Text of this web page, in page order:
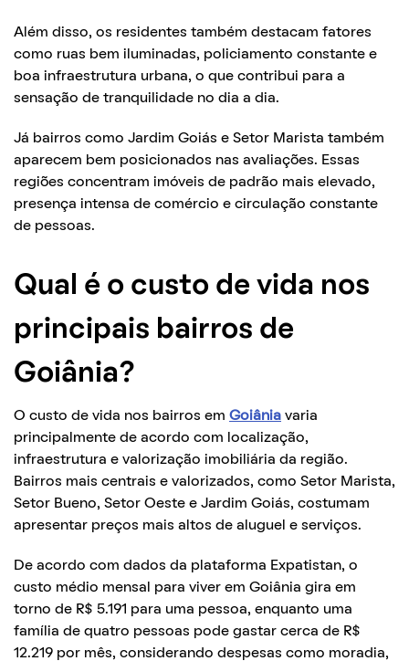
Além disso, os residentes também destacam fatores
como ruas bem iluminadas, policiamento constante e
boa infraestrutura urbana, o que contribui para a
sensação de tranquilidade no dia a dia.
Já bairros como Jardim Goiás e Setor Marista também
aparecem bem posicionados nas avaliações. Essas
regiões concentram imóveis de padrão mais elevado,
presença intensa de comércio e circulação constante
de pessoas.
Qual é o custo de vida nos
principais bairros de
Goiânia?
O custo de vida nos bairros em Goiânia varia
principalmente de acordo com localização,
infraestrutura e valorização imobiliária da região.
Bairros mais centrais e valorizados, como Setor Marista,
Setor Bueno, Setor Oeste e Jardim Goiás, costumam
apresentar preços mais altos de aluguel e serviços.
De acordo com dados da plataforma Expatistan, o
custo médio mensal para viver em Goiânia gira em
torno de R$ 5.191 para uma pessoa, enquanto uma
família de quatro pessoas pode gastar cerca de R$
12.219 por mês, considerando despesas como moradia,